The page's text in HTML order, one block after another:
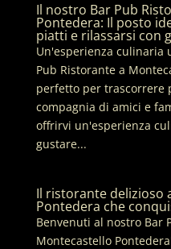
Il nostro Bar Pub
Pontedera: Il posto
piatti e rilassarsi con
Un'esperienza culinaria
Pub Ristorante a
perfetto per trascorrere
compagnia di amici e
offrirvi un'esperienza
gustare...
Il ristorante delizioso
Pontedera che
Benvenuti al nostro Bar
Montecastello